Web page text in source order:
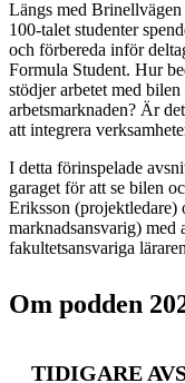
Längs med
100-talet studenter
och förbereda inför
Formula Student. Hur
stödjer arbetet med
arbetsmarknaden? Är
att integrera
I detta förinspelade
garaget för att se bilen
Eriksson (projektledare)
marknadsansvarig) med
fakultetsansvariga
Om podden
TIDIGARE